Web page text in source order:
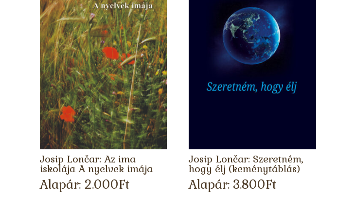
Josip Lončar: Az ima
iskolája A nyelvek imája
Alapár: 2.000Ft
Josip Lončar: Szeretném,
hogy élj (keménytáblás)
Alapár: 3.800Ft